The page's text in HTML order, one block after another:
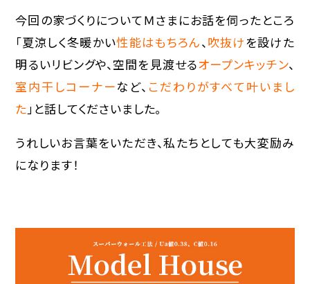
今回の家づくりについてＭさまにお話を伺ったところ
「夏涼しく冬暖かい性能はもちろん、 吹抜けを設けた
明るいリビングや、空間を見渡せるオープンキッチン、
室内干しコーナーなど、 こだわりがすべて叶いまし
た 」と話してくださいました。
うれしいお言葉をいただき、私たちとしても大変励み
になります！